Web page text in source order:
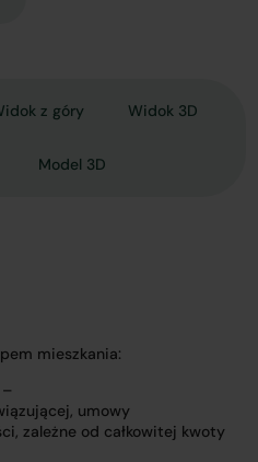
z góry Widok 3D
Model 3D
mieszkania:
umowy
zależne od całkowitej kwoty